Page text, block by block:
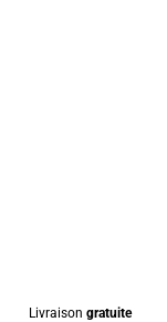
Livraison gratuite